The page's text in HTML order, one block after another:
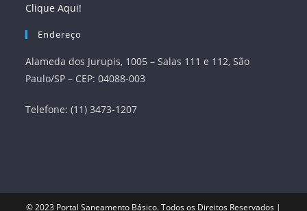
Clique Aqui!
Endereço
Alameda dos Jurupis, 1005 – Salas 111 e 112, São
Paulo/SP – CEP: 04088-003
Telefone: (11) 3473-1207
© 2023 Portal Saneamento Básico. Todos os Direitos Reservados |